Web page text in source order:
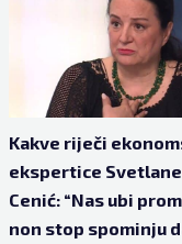
Kakve riječi
ekspertice Svetlane
Cenić: “Nas ubi
non stop spominju